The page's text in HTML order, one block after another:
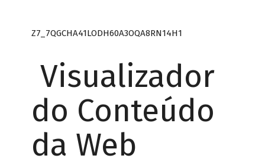
Z7_7QGCHA41LODH60A3OQA8RN14H1
Visualizador
do Conteúdo
da Web